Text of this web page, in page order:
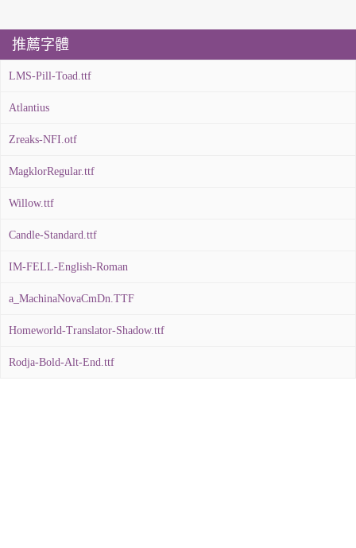
推薦字體
LMS-Pill-Toad.ttf
Atlantius
Zreaks-NFI.otf
MagklorRegular.ttf
Willow.ttf
Candle-Standard.ttf
IM-FELL-English-Roman
a_MachinaNovaCmDn.TTF
Homeworld-Translator-Shadow.ttf
Rodja-Bold-Alt-End.ttf